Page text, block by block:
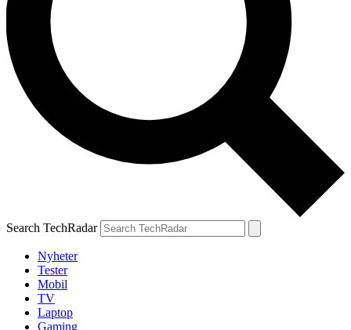
Search TechRadar
Nyheter
Tester
Mobil
TV
Laptop
Gaming